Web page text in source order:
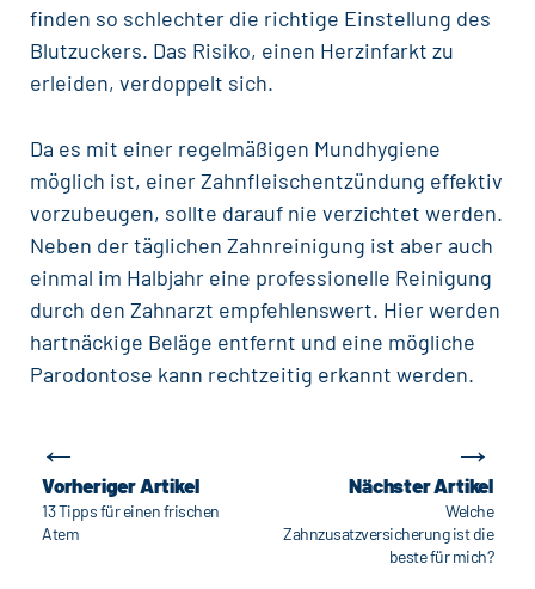
finden so schlechter die richtige Einstellung des
Blutzuckers. Das Risiko, einen Herzinfarkt zu
erleiden, verdoppelt sich.
Da es mit einer regelmäßigen Mundhygiene
möglich ist, einer Zahnfleischentzündung effektiv
vorzubeugen, sollte darauf nie verzichtet werden.
Neben der täglichen Zahnreinigung ist aber auch
einmal im Halbjahr eine professionelle Reinigung
durch den Zahnarzt empfehlenswert. Hier werden
hartnäckige Beläge entfernt und eine mögliche
Parodontose kann rechtzeitig erkannt werden.
Beitragsnavigation
←
Vorheriger Artikel
13 Tipps für einen frischen
Atem
Nächster Artikel
→
Welche
Zahnzusatzversicherung ist die
beste für mich?